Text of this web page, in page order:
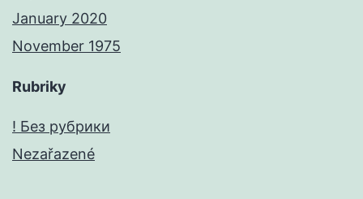
January 2020
November 1975
Rubriky
! Без рубрики
Nezařazené